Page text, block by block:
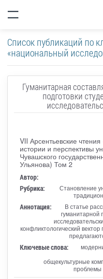
Список публикаций по
«национальный
Гуманитарная
подготовки
VII Арсентьевские
истории и перспективы
Чувашского
Ульянова) Том 2
Автор:
Рубрика:
Становление
Аннотация:
В статье
гуманитарной
конфликтологический
Ключевые слова:
общекультурные
проблемы